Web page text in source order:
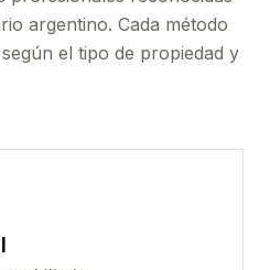
argentino. Cada método
el tipo de propiedad y